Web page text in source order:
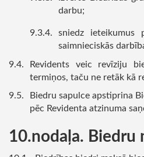
darbu;
sniedz ieteikumus
saimnieciskās
Revidents veic revīziju
termiņos, taču ne retāk kā
Biedru sapulce apstiprina
pēc Revidenta atzinuma
nodaļa. Biedru